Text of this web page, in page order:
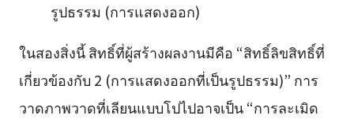
รูปธรรม (การแสดงออก)
ในสองสิ่งนี้ สิทธิ์ที่ผู้สร้างผลงานมีคือ “สิทธิ์ลิขสิทธิ์ที่
เกี่ยวข้องกับ 2 (การแสดงออกที่เป็นรูปธรรม)” การ
วาดภาพวาดที่เลียนแบบโปไปอาจเป็น “การละเมิด